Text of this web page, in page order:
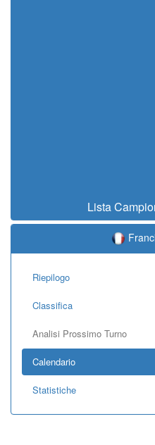
Lista
Riepilogo
Classifica
Analisi Prossimo Turno
Calendario
Statistiche